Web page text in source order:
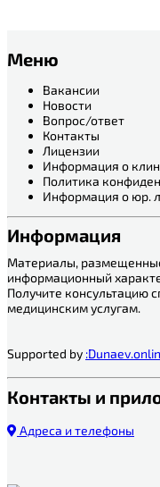
Меню
Вакансии
Новости
Вопрос/ответ
Контакты
Лицензии
Информация о
Политика
Информация о юр.
Информация
Материалы,
информационный
Получите консультацию
медицинским услугам.
Supported by
Контакты и
Адреса и телефоны